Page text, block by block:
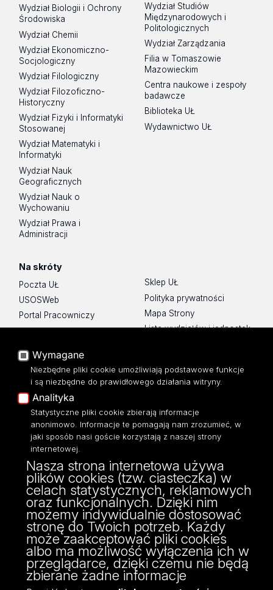
Wydział Biologii i Ochrony
Środowiska
Wydział Chemii
Wydział Ekonomiczno-
Socjologiczny
Wydział Filologiczny
Wydział Filozoficzno-
Historyczny
Wydział Fizyki i Informatyki
Stosowanej
Wydział Matematyki i
Informatyki
Wydział Nauk
Geograficznych
Wydział Nauk o
Wychowaniu
Wydział Prawa i
Administracji
Wydział Studiów
Międzynarodowych i
Politologicznych
Wydział Zarządzania
Filia w Tomaszowie
Mazowieckim
Centra naukowe i zespoły
badawcze
Biblioteka UŁ
Wydawnictwo UŁ
Na skróty
Poczta UŁ
USOSWeb
Portal Pracowniczy
Baza Aktów Własnych
Moodle
Eksperci UŁ
Polityka Prywatności
Dostępność
Sklep UŁ
Polityka prywatności
Mapa Strony
Lista wydziałów i jednostek
ul. Pomorska 171/173
90-236 Łódź
kontakt@filologia.uni.lodz.pl
tel: 42/665 51 06
fax: 42/665 52 54
Wymagane
Niezbędne pliki cookie umożliwiają podstawowe funkcje
i są niezbędne do prawidłowego działania witryny.
Analityka
Statystyczne pliki cookie zbierają informacje
anonimowo. Informacje te pomagają nam zrozumieć, w
jaki sposób nasi goście korzystają z naszej strony
internetowej.
Nasza strona internetowa używa
plików cookies (tzw. ciasteczka) w
celach statystycznych, reklamowych
oraz funkcjonalnych. Dzięki nim
możemy indywidualnie dostosować
stronę do Twoich potrzeb. Każdy
może zaakceptować pliki cookies
albo ma możliwość wyłączenia ich w
przeglądarce, dzięki czemu nie będą
zbierane żadne informacje